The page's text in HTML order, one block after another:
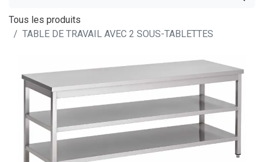
Tous les produits
TABLE DE TRAVAIL AVEC 2 SOUS-TABLETTES